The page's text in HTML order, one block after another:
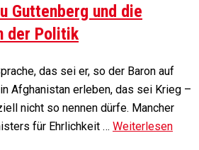
Guttenberg und die
der Politik
das sei er, so der Baron auf
Afghanistan erleben, das sei Krieg –
nicht so nennen dürfe. Mancher
für Ehrlichkeit … Weiterlesen